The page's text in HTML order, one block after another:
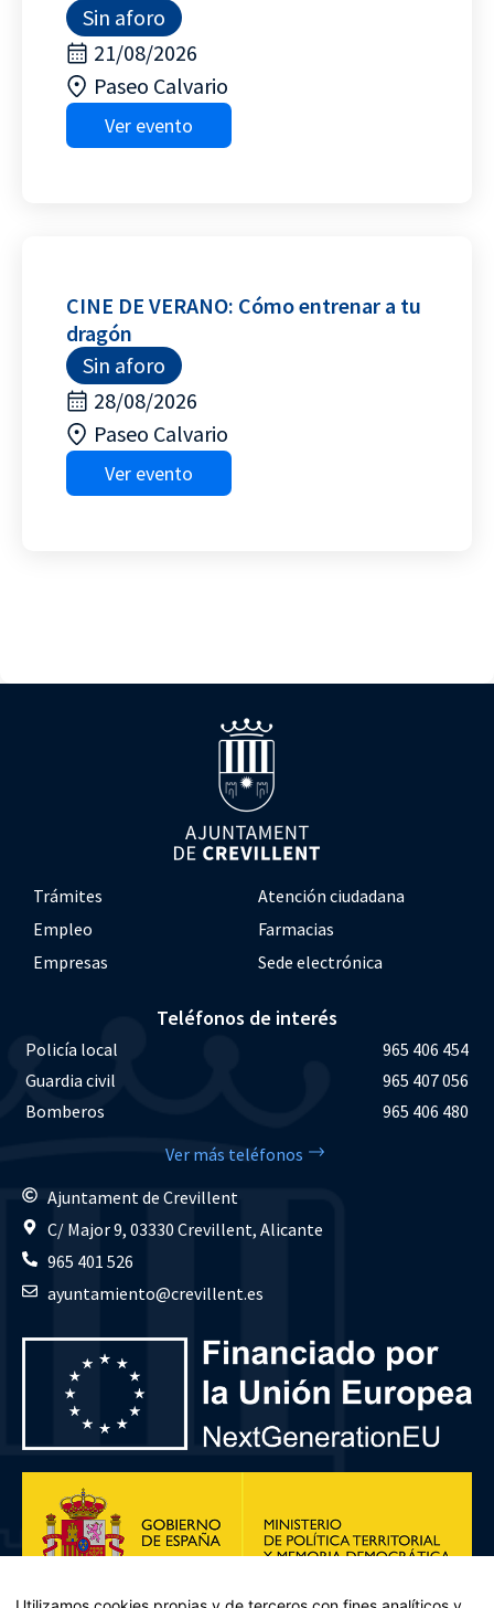
Sin aforo
21/08/2026
Paseo Calvario
Ver evento
CINE DE VERANO: Cómo entrenar a tu
dragón
Sin aforo
28/08/2026
Paseo Calvario
Ver evento
Trámites
Atención ciudadana
Empleo
Farmacias
Empresas
Sede electrónica
Teléfonos de interés
Policía local
965 406 454
Guardia civil
965 407 056
Bomberos
965 406 480
Ver más teléfonos
Ajuntament de Crevillent
C/ Major 9, 03330 Crevillent, Alicante
965 401 526
ayuntamiento@crevillent.es